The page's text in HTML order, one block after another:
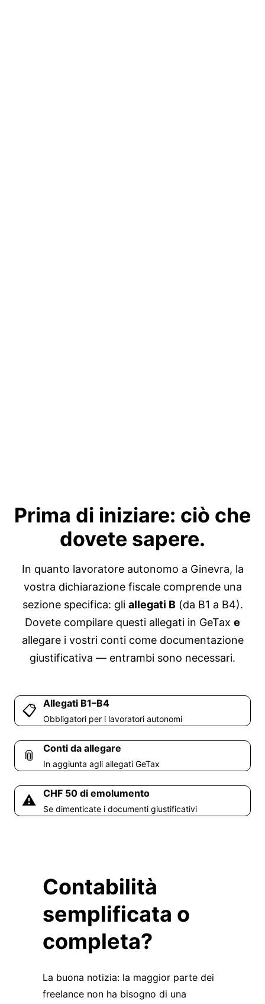
Prima di iniziare: ciò che
dovete sapere.
In quanto lavoratore autonomo a Ginevra, la
vostra dichiarazione fiscale comprende una
sezione specifica: gli allegati B(da B1 a B4).
Dovete compilare questi allegati in GeTax e
allegare i vostri conti come documentazione
giustificativa — entrambi sono necessari.
📋 Allegati B1–B4
Obbligatori per i lavoratori autonomi
📎 Conti da allegare
In aggiunta agli allegati GeTax
⚠️ CHF 50 di emolumento
Se dimenticate i documenti giustificativi
Contabilità
semplificata o
completa?
La buona notizia: la maggior parte dei
freelance non ha bisogno di una